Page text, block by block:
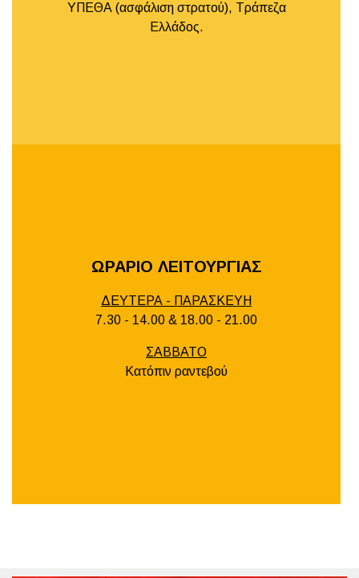
ΥΠΕΘΑ (ασφάλιση στρατού), Τράπεζα
Ελλάδος.
ΩΡΑΡΙΟ ΛΕΙΤΟΥΡΓΙΑΣ
ΔΕΥΤΕΡΑ - ΠΑΡΑΣΚΕΥΗ
7.30 - 14.00 & 18.00 - 21.00
ΣΑΒΒΑΤΟ
Κατόπιν ραντεβού